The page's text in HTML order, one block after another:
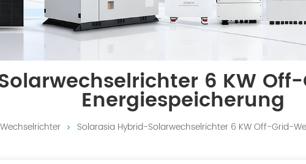
6 KW
Energiespeicherung
Solarasia Hybrid-Solarwechselrichter 6 KW Off-Grid-